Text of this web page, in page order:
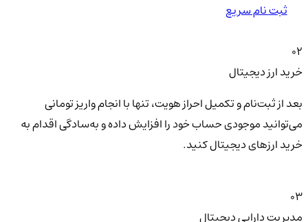
ثبت نام سریع
02
خرید ارز دیجیتال
بعد از ثبت‌نام و تکمیل احراز هویت، تنها با انجام واریز تومانی
می‌توانید موجودی حساب خود را افزایش داده و به‌سادگی اقدام به
خرید ارزهای دیجیتال کنید.
03
مدیریت دارایی دیجیتال